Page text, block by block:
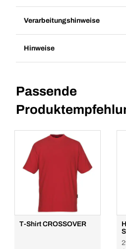
Verarbeitungshinweise
Hinweise
Passende
T-Shirt CROSSOVER